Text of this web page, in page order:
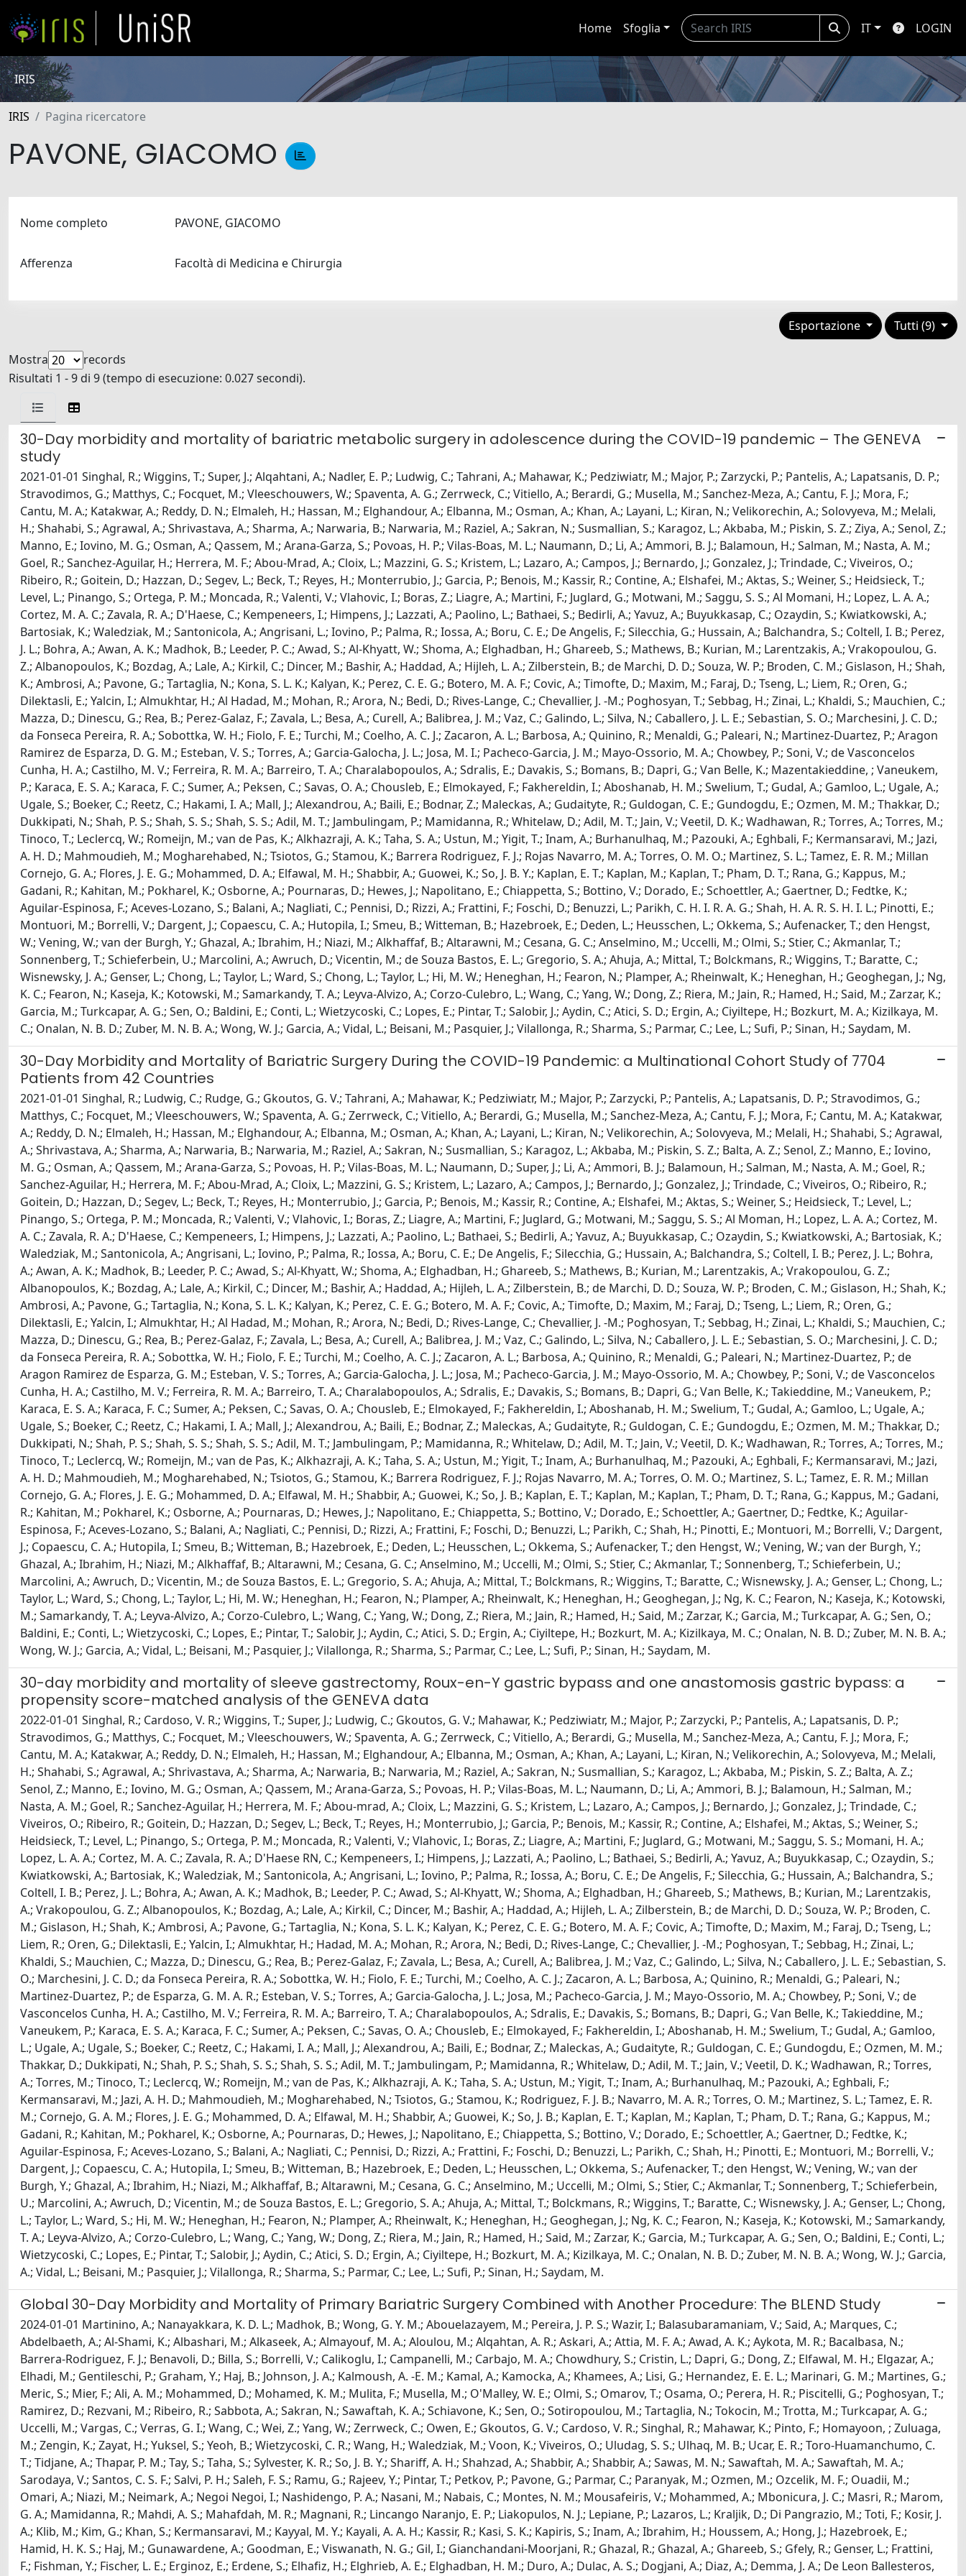
Home Sfoglia IT LOGIN
IRIS
IRIS Pagina ricercatore
PAVONE, GIACOMO
Nome completo PAVONE, GIACOMO
Afferenza Facoltà di Medicina e Chirurgia
Tutti (9)
Esportazione
Mostra
records
Risultati 1 - 9 di 9 (tempo di esecuzione: 0.027 secondi).
30-Day morbidity and mortality of bariatric metabolic surgery in adolescence during the COVID-19 pandemic – The GENEVA
study
2021-01-01 Singhal, R.; Wiggins, T.; Super, J.; Alqahtani, A.; Nadler, E. P.; Ludwig, C.; Tahrani, A.; Mahawar, K.; Pedziwiatr, M.; Major, P.; Zarzycki, P.; Pantelis, A.; Lapatsanis, D. P.;
Stravodimos, G.; Matthys, C.; Focquet, M.; Vleeschouwers, W.; Spaventa, A. G.; Zerrweck, C.; Vitiello, A.; Berardi, G.; Musella, M.; Sanchez-Meza, A.; Cantu, F. J.; Mora, F.;
Cantu, M. A.; Katakwar, A.; Reddy, D. N.; Elmaleh, H.; Hassan, M.; Elghandour, A.; Elbanna, M.; Osman, A.; Khan, A.; Layani, L.; Kiran, N.; Velikorechin, A.; Solovyeva, M.; Melali,
H.; Shahabi, S.; Agrawal, A.; Shrivastava, A.; Sharma, A.; Narwaria, B.; Narwaria, M.; Raziel, A.; Sakran, N.; Susmallian, S.; Karagoz, L.; Akbaba, M.; Piskin, S. Z.; Ziya, A.; Senol, Z.;
Manno, E.; Iovino, M. G.; Osman, A.; Qassem, M.; Arana-Garza, S.; Povoas, H. P.; Vilas-Boas, M. L.; Naumann, D.; Li, A.; Ammori, B. J.; Balamoun, H.; Salman, M.; Nasta, A. M.;
Goel, R.; Sanchez-Aguilar, H.; Herrera, M. F.; Abou-Mrad, A.; Cloix, L.; Mazzini, G. S.; Kristem, L.; Lazaro, A.; Campos, J.; Bernardo, J.; Gonzalez, J.; Trindade, C.; Viveiros, O.;
Ribeiro, R.; Goitein, D.; Hazzan, D.; Segev, L.; Beck, T.; Reyes, H.; Monterrubio, J.; Garcia, P.; Benois, M.; Kassir, R.; Contine, A.; Elshafei, M.; Aktas, S.; Weiner, S.; Heidsieck, T.;
Level, L.; Pinango, S.; Ortega, P. M.; Moncada, R.; Valenti, V.; Vlahovic, I.; Boras, Z.; Liagre, A.; Martini, F.; Juglard, G.; Motwani, M.; Saggu, S. S.; Al Momani, H.; Lopez, L. A. A.;
Cortez, M. A. C.; Zavala, R. A.; D'Haese, C.; Kempeneers, I.; Himpens, J.; Lazzati, A.; Paolino, L.; Bathaei, S.; Bedirli, A.; Yavuz, A.; Buyukkasap, C.; Ozaydin, S.; Kwiatkowski, A.;
Bartosiak, K.; Waledziak, M.; Santonicola, A.; Angrisani, L.; Iovino, P.; Palma, R.; Iossa, A.; Boru, C. E.; De Angelis, F.; Silecchia, G.; Hussain, A.; Balchandra, S.; Coltell, I. B.; Perez,
J. L.; Bohra, A.; Awan, A. K.; Madhok, B.; Leeder, P. C.; Awad, S.; Al-Khyatt, W.; Shoma, A.; Elghadban, H.; Ghareeb, S.; Mathews, B.; Kurian, M.; Larentzakis, A.; Vrakopoulou, G.
Z.; Albanopoulos, K.; Bozdag, A.; Lale, A.; Kirkil, C.; Dincer, M.; Bashir, A.; Haddad, A.; Hijleh, L. A.; Zilberstein, B.; de Marchi, D. D.; Souza, W. P.; Broden, C. M.; Gislason, H.; Shah,
K.; Ambrosi, A.; Pavone, G.; Tartaglia, N.; Kona, S. L. K.; Kalyan, K.; Perez, C. E. G.; Botero, M. A. F.; Covic, A.; Timofte, D.; Maxim, M.; Faraj, D.; Tseng, L.; Liem, R.; Oren, G.;
Dilektasli, E.; Yalcin, I.; Almukhtar, H.; Al Hadad, M.; Mohan, R.; Arora, N.; Bedi, D.; Rives-Lange, C.; Chevallier, J. -M.; Poghosyan, T.; Sebbag, H.; Zinai, L.; Khaldi, S.; Mauchien, C.;
Mazza, D.; Dinescu, G.; Rea, B.; Perez-Galaz, F.; Zavala, L.; Besa, A.; Curell, A.; Balibrea, J. M.; Vaz, C.; Galindo, L.; Silva, N.; Caballero, J. L. E.; Sebastian, S. O.; Marchesini, J. C. D.;
da Fonseca Pereira, R. A.; Sobottka, W. H.; Fiolo, F. E.; Turchi, M.; Coelho, A. C. J.; Zacaron, A. L.; Barbosa, A.; Quinino, R.; Menaldi, G.; Paleari, N.; Martinez-Duartez, P.; Aragon
Ramirez de Esparza, D. G. M.; Esteban, V. S.; Torres, A.; Garcia-Galocha, J. L.; Josa, M. I.; Pacheco-Garcia, J. M.; Mayo-Ossorio, M. A.; Chowbey, P.; Soni, V.; de Vasconcelos
Cunha, H. A.; Castilho, M. V.; Ferreira, R. M. A.; Barreiro, T. A.; Charalabopoulos, A.; Sdralis, E.; Davakis, S.; Bomans, B.; Dapri, G.; Van Belle, K.; Mazentakieddine, ; Vaneukem,
P.; Karaca, E. S. A.; Karaca, F. C.; Sumer, A.; Peksen, C.; Savas, O. A.; Chousleb, E.; Elmokayed, F.; Fakhereldin, I.; Aboshanab, H. M.; Swelium, T.; Gudal, A.; Gamloo, L.; Ugale, A.;
Ugale, S.; Boeker, C.; Reetz, C.; Hakami, I. A.; Mall, J.; Alexandrou, A.; Baili, E.; Bodnar, Z.; Maleckas, A.; Gudaityte, R.; Guldogan, C. E.; Gundogdu, E.; Ozmen, M. M.; Thakkar, D.;
Dukkipati, N.; Shah, P. S.; Shah, S. S.; Shah, S. S.; Adil, M. T.; Jambulingam, P.; Mamidanna, R.; Whitelaw, D.; Adil, M. T.; Jain, V.; Veetil, D. K.; Wadhawan, R.; Torres, A.; Torres, M.;
Tinoco, T.; Leclercq, W.; Romeijn, M.; van de Pas, K.; Alkhazraji, A. K.; Taha, S. A.; Ustun, M.; Yigit, T.; Inam, A.; Burhanulhaq, M.; Pazouki, A.; Eghbali, F.; Kermansaravi, M.; Jazi,
A. H. D.; Mahmoudieh, M.; Mogharehabed, N.; Tsiotos, G.; Stamou, K.; Barrera Rodriguez, F. J.; Rojas Navarro, M. A.; Torres, O. M. O.; Martinez, S. L.; Tamez, E. R. M.; Millan
Cornejo, G. A.; Flores, J. E. G.; Mohammed, D. A.; Elfawal, M. H.; Shabbir, A.; Guowei, K.; So, J. B. Y.; Kaplan, E. T.; Kaplan, M.; Kaplan, T.; Pham, D. T.; Rana, G.; Kappus, M.;
Gadani, R.; Kahitan, M.; Pokharel, K.; Osborne, A.; Pournaras, D.; Hewes, J.; Napolitano, E.; Chiappetta, S.; Bottino, V.; Dorado, E.; Schoettler, A.; Gaertner, D.; Fedtke, K.;
Aguilar-Espinosa, F.; Aceves-Lozano, S.; Balani, A.; Nagliati, C.; Pennisi, D.; Rizzi, A.; Frattini, F.; Foschi, D.; Benuzzi, L.; Parikh, C. H. I. R. A. G.; Shah, H. A. R. S. H. I. L.; Pinotti, E.;
Montuori, M.; Borrelli, V.; Dargent, J.; Copaescu, C. A.; Hutopila, I.; Smeu, B.; Witteman, B.; Hazebroek, E.; Deden, L.; Heusschen, L.; Okkema, S.; Aufenacker, T.; den Hengst,
W.; Vening, W.; van der Burgh, Y.; Ghazal, A.; Ibrahim, H.; Niazi, M.; Alkhaffaf, B.; Altarawni, M.; Cesana, G. C.; Anselmino, M.; Uccelli, M.; Olmi, S.; Stier, C.; Akmanlar, T.;
Sonnenberg, T.; Schieferbein, U.; Marcolini, A.; Awruch, D.; Vicentin, M.; de Souza Bastos, E. L.; Gregorio, S. A.; Ahuja, A.; Mittal, T.; Bolckmans, R.; Wiggins, T.; Baratte, C.;
Wisnewsky, J. A.; Genser, L.; Chong, L.; Taylor, L.; Ward, S.; Chong, L.; Taylor, L.; Hi, M. W.; Heneghan, H.; Fearon, N.; Plamper, A.; Rheinwalt, K.; Heneghan, H.; Geoghegan, J.; Ng,
K. C.; Fearon, N.; Kaseja, K.; Kotowski, M.; Samarkandy, T. A.; Leyva-Alvizo, A.; Corzo-Culebro, L.; Wang, C.; Yang, W.; Dong, Z.; Riera, M.; Jain, R.; Hamed, H.; Said, M.; Zarzar, K.;
Garcia, M.; Turkcapar, A. G.; Sen, O.; Baldini, E.; Conti, L.; Wietzycoski, C.; Lopes, E.; Pintar, T.; Salobir, J.; Aydin, C.; Atici, S. D.; Ergin, A.; Ciyiltepe, H.; Bozkurt, M. A.; Kizilkaya, M.
C.; Onalan, N. B. D.; Zuber, M. N. B. A.; Wong, W. J.; Garcia, A.; Vidal, L.; Beisani, M.; Pasquier, J.; Vilallonga, R.; Sharma, S.; Parmar, C.; Lee, L.; Sufi, P.; Sinan, H.; Saydam, M.
30-Day Morbidity and Mortality of Bariatric Surgery During the COVID-19 Pandemic: a Multinational Cohort Study of 7704
Patients from 42 Countries
2021-01-01 Singhal, R.; Ludwig, C.; Rudge, G.; Gkoutos, G. V.; Tahrani, A.; Mahawar, K.; Pedziwiatr, M.; Major, P.; Zarzycki, P.; Pantelis, A.; Lapatsanis, D. P.; Stravodimos, G.;
Matthys, C.; Focquet, M.; Vleeschouwers, W.; Spaventa, A. G.; Zerrweck, C.; Vitiello, A.; Berardi, G.; Musella, M.; Sanchez-Meza, A.; Cantu, F. J.; Mora, F.; Cantu, M. A.; Katakwar,
A.; Reddy, D. N.; Elmaleh, H.; Hassan, M.; Elghandour, A.; Elbanna, M.; Osman, A.; Khan, A.; Layani, L.; Kiran, N.; Velikorechin, A.; Solovyeva, M.; Melali, H.; Shahabi, S.; Agrawal,
A.; Shrivastava, A.; Sharma, A.; Narwaria, B.; Narwaria, M.; Raziel, A.; Sakran, N.; Susmallian, S.; Karagoz, L.; Akbaba, M.; Piskin, S. Z.; Balta, A. Z.; Senol, Z.; Manno, E.; Iovino,
M. G.; Osman, A.; Qassem, M.; Arana-Garza, S.; Povoas, H. P.; Vilas-Boas, M. L.; Naumann, D.; Super, J.; Li, A.; Ammori, B. J.; Balamoun, H.; Salman, M.; Nasta, A. M.; Goel, R.;
Sanchez-Aguilar, H.; Herrera, M. F.; Abou-Mrad, A.; Cloix, L.; Mazzini, G. S.; Kristem, L.; Lazaro, A.; Campos, J.; Bernardo, J.; Gonzalez, J.; Trindade, C.; Viveiros, O.; Ribeiro, R.;
Goitein, D.; Hazzan, D.; Segev, L.; Beck, T.; Reyes, H.; Monterrubio, J.; Garcia, P.; Benois, M.; Kassir, R.; Contine, A.; Elshafei, M.; Aktas, S.; Weiner, S.; Heidsieck, T.; Level, L.;
Pinango, S.; Ortega, P. M.; Moncada, R.; Valenti, V.; Vlahovic, I.; Boras, Z.; Liagre, A.; Martini, F.; Juglard, G.; Motwani, M.; Saggu, S. S.; Al Moman, H.; Lopez, L. A. A.; Cortez, M.
A. C.; Zavala, R. A.; D'Haese, C.; Kempeneers, I.; Himpens, J.; Lazzati, A.; Paolino, L.; Bathaei, S.; Bedirli, A.; Yavuz, A.; Buyukkasap, C.; Ozaydin, S.; Kwiatkowski, A.; Bartosiak, K.;
Waledziak, M.; Santonicola, A.; Angrisani, L.; Iovino, P.; Palma, R.; Iossa, A.; Boru, C. E.; De Angelis, F.; Silecchia, G.; Hussain, A.; Balchandra, S.; Coltell, I. B.; Perez, J. L.; Bohra,
A.; Awan, A. K.; Madhok, B.; Leeder, P. C.; Awad, S.; Al-Khyatt, W.; Shoma, A.; Elghadban, H.; Ghareeb, S.; Mathews, B.; Kurian, M.; Larentzakis, A.; Vrakopoulou, G. Z.;
Albanopoulos, K.; Bozdag, A.; Lale, A.; Kirkil, C.; Dincer, M.; Bashir, A.; Haddad, A.; Hijleh, L. A.; Zilberstein, B.; de Marchi, D. D.; Souza, W. P.; Broden, C. M.; Gislason, H.; Shah, K.;
Ambrosi, A.; Pavone, G.; Tartaglia, N.; Kona, S. L. K.; Kalyan, K.; Perez, C. E. G.; Botero, M. A. F.; Covic, A.; Timofte, D.; Maxim, M.; Faraj, D.; Tseng, L.; Liem, R.; Oren, G.;
Dilektasli, E.; Yalcin, I.; Almukhtar, H.; Al Hadad, M.; Mohan, R.; Arora, N.; Bedi, D.; Rives-Lange, C.; Chevallier, J. -M.; Poghosyan, T.; Sebbag, H.; Zinai, L.; Khaldi, S.; Mauchien, C.;
Mazza, D.; Dinescu, G.; Rea, B.; Perez-Galaz, F.; Zavala, L.; Besa, A.; Curell, A.; Balibrea, J. M.; Vaz, C.; Galindo, L.; Silva, N.; Caballero, J. L. E.; Sebastian, S. O.; Marchesini, J. C. D.;
da Fonseca Pereira, R. A.; Sobottka, W. H.; Fiolo, F. E.; Turchi, M.; Coelho, A. C. J.; Zacaron, A. L.; Barbosa, A.; Quinino, R.; Menaldi, G.; Paleari, N.; Martinez-Duartez, P.; de
Aragon Ramirez de Esparza, G. M.; Esteban, V. S.; Torres, A.; Garcia-Galocha, J. L.; Josa, M.; Pacheco-Garcia, J. M.; Mayo-Ossorio, M. A.; Chowbey, P.; Soni, V.; de Vasconcelos
Cunha, H. A.; Castilho, M. V.; Ferreira, R. M. A.; Barreiro, T. A.; Charalabopoulos, A.; Sdralis, E.; Davakis, S.; Bomans, B.; Dapri, G.; Van Belle, K.; Takieddine, M.; Vaneukem, P.;
Karaca, E. S. A.; Karaca, F. C.; Sumer, A.; Peksen, C.; Savas, O. A.; Chousleb, E.; Elmokayed, F.; Fakhereldin, I.; Aboshanab, H. M.; Swelium, T.; Gudal, A.; Gamloo, L.; Ugale, A.;
Ugale, S.; Boeker, C.; Reetz, C.; Hakami, I. A.; Mall, J.; Alexandrou, A.; Baili, E.; Bodnar, Z.; Maleckas, A.; Gudaityte, R.; Guldogan, C. E.; Gundogdu, E.; Ozmen, M. M.; Thakkar, D.;
Dukkipati, N.; Shah, P. S.; Shah, S. S.; Shah, S. S.; Adil, M. T.; Jambulingam, P.; Mamidanna, R.; Whitelaw, D.; Adil, M. T.; Jain, V.; Veetil, D. K.; Wadhawan, R.; Torres, A.; Torres, M.;
Tinoco, T.; Leclercq, W.; Romeijn, M.; van de Pas, K.; Alkhazraji, A. K.; Taha, S. A.; Ustun, M.; Yigit, T.; Inam, A.; Burhanulhaq, M.; Pazouki, A.; Eghbali, F.; Kermansaravi, M.; Jazi,
A. H. D.; Mahmoudieh, M.; Mogharehabed, N.; Tsiotos, G.; Stamou, K.; Barrera Rodriguez, F. J.; Rojas Navarro, M. A.; Torres, O. M. O.; Martinez, S. L.; Tamez, E. R. M.; Millan
Cornejo, G. A.; Flores, J. E. G.; Mohammed, D. A.; Elfawal, M. H.; Shabbir, A.; Guowei, K.; So, J. B.; Kaplan, E. T.; Kaplan, M.; Kaplan, T.; Pham, D. T.; Rana, G.; Kappus, M.; Gadani,
R.; Kahitan, M.; Pokharel, K.; Osborne, A.; Pournaras, D.; Hewes, J.; Napolitano, E.; Chiappetta, S.; Bottino, V.; Dorado, E.; Schoettler, A.; Gaertner, D.; Fedtke, K.; Aguilar-
Espinosa, F.; Aceves-Lozano, S.; Balani, A.; Nagliati, C.; Pennisi, D.; Rizzi, A.; Frattini, F.; Foschi, D.; Benuzzi, L.; Parikh, C.; Shah, H.; Pinotti, E.; Montuori, M.; Borrelli, V.; Dargent,
J.; Copaescu, C. A.; Hutopila, I.; Smeu, B.; Witteman, B.; Hazebroek, E.; Deden, L.; Heusschen, L.; Okkema, S.; Aufenacker, T.; den Hengst, W.; Vening, W.; van der Burgh, Y.;
Ghazal, A.; Ibrahim, H.; Niazi, M.; Alkhaffaf, B.; Altarawni, M.; Cesana, G. C.; Anselmino, M.; Uccelli, M.; Olmi, S.; Stier, C.; Akmanlar, T.; Sonnenberg, T.; Schieferbein, U.;
Marcolini, A.; Awruch, D.; Vicentin, M.; de Souza Bastos, E. L.; Gregorio, S. A.; Ahuja, A.; Mittal, T.; Bolckmans, R.; Wiggins, T.; Baratte, C.; Wisnewsky, J. A.; Genser, L.; Chong, L.;
Taylor, L.; Ward, S.; Chong, L.; Taylor, L.; Hi, M. W.; Heneghan, H.; Fearon, N.; Plamper, A.; Rheinwalt, K.; Heneghan, H.; Geoghegan, J.; Ng, K. C.; Fearon, N.; Kaseja, K.; Kotowski,
M.; Samarkandy, T. A.; Leyva-Alvizo, A.; Corzo-Culebro, L.; Wang, C.; Yang, W.; Dong, Z.; Riera, M.; Jain, R.; Hamed, H.; Said, M.; Zarzar, K.; Garcia, M.; Turkcapar, A. G.; Sen, O.;
Baldini, E.; Conti, L.; Wietzycoski, C.; Lopes, E.; Pintar, T.; Salobir, J.; Aydin, C.; Atici, S. D.; Ergin, A.; Ciyiltepe, H.; Bozkurt, M. A.; Kizilkaya, M. C.; Onalan, N. B. D.; Zuber, M. N. B. A.;
Wong, W. J.; Garcia, A.; Vidal, L.; Beisani, M.; Pasquier, J.; Vilallonga, R.; Sharma, S.; Parmar, C.; Lee, L.; Sufi, P.; Sinan, H.; Saydam, M.
30-day morbidity and mortality of sleeve gastrectomy, Roux-en-Y gastric bypass and one anastomosis gastric bypass: a
propensity score-matched analysis of the GENEVA data
2022-01-01 Singhal, R.; Cardoso, V. R.; Wiggins, T.; Super, J.; Ludwig, C.; Gkoutos, G. V.; Mahawar, K.; Pedziwiatr, M.; Major, P.; Zarzycki, P.; Pantelis, A.; Lapatsanis, D. P.;
Stravodimos, G.; Matthys, C.; Focquet, M.; Vleeschouwers, W.; Spaventa, A. G.; Zerrweck, C.; Vitiello, A.; Berardi, G.; Musella, M.; Sanchez-Meza, A.; Cantu, F. J.; Mora, F.;
Cantu, M. A.; Katakwar, A.; Reddy, D. N.; Elmaleh, H.; Hassan, M.; Elghandour, A.; Elbanna, M.; Osman, A.; Khan, A.; Layani, L.; Kiran, N.; Velikorechin, A.; Solovyeva, M.; Melali,
H.; Shahabi, S.; Agrawal, A.; Shrivastava, A.; Sharma, A.; Narwaria, B.; Narwaria, M.; Raziel, A.; Sakran, N.; Susmallian, S.; Karagoz, L.; Akbaba, M.; Piskin, S. Z.; Balta, A. Z.;
Senol, Z.; Manno, E.; Iovino, M. G.; Osman, A.; Qassem, M.; Arana-Garza, S.; Povoas, H. P.; Vilas-Boas, M. L.; Naumann, D.; Li, A.; Ammori, B. J.; Balamoun, H.; Salman, M.;
Nasta, A. M.; Goel, R.; Sanchez-Aguilar, H.; Herrera, M. F.; Abou-mrad, A.; Cloix, L.; Mazzini, G. S.; Kristem, L.; Lazaro, A.; Campos, J.; Bernardo, J.; Gonzalez, J.; Trindade, C.;
Viveiros, O.; Ribeiro, R.; Goitein, D.; Hazzan, D.; Segev, L.; Beck, T.; Reyes, H.; Monterrubio, J.; Garcia, P.; Benois, M.; Kassir, R.; Contine, A.; Elshafei, M.; Aktas, S.; Weiner, S.;
Heidsieck, T.; Level, L.; Pinango, S.; Ortega, P. M.; Moncada, R.; Valenti, V.; Vlahovic, I.; Boras, Z.; Liagre, A.; Martini, F.; Juglard, G.; Motwani, M.; Saggu, S. S.; Momani, H. A.;
Lopez, L. A. A.; Cortez, M. A. C.; Zavala, R. A.; D'Haese RN, C.; Kempeneers, I.; Himpens, J.; Lazzati, A.; Paolino, L.; Bathaei, S.; Bedirli, A.; Yavuz, A.; Buyukkasap, C.; Ozaydin, S.;
Kwiatkowski, A.; Bartosiak, K.; Waledziak, M.; Santonicola, A.; Angrisani, L.; Iovino, P.; Palma, R.; Iossa, A.; Boru, C. E.; De Angelis, F.; Silecchia, G.; Hussain, A.; Balchandra, S.;
Coltell, I. B.; Perez, J. L.; Bohra, A.; Awan, A. K.; Madhok, B.; Leeder, P. C.; Awad, S.; Al-Khyatt, W.; Shoma, A.; Elghadban, H.; Ghareeb, S.; Mathews, B.; Kurian, M.; Larentzakis,
A.; Vrakopoulou, G. Z.; Albanopoulos, K.; Bozdag, A.; Lale, A.; Kirkil, C.; Dincer, M.; Bashir, A.; Haddad, A.; Hijleh, L. A.; Zilberstein, B.; de Marchi, D. D.; Souza, W. P.; Broden, C.
M.; Gislason, H.; Shah, K.; Ambrosi, A.; Pavone, G.; Tartaglia, N.; Kona, S. L. K.; Kalyan, K.; Perez, C. E. G.; Botero, M. A. F.; Covic, A.; Timofte, D.; Maxim, M.; Faraj, D.; Tseng, L.;
Liem, R.; Oren, G.; Dilektasli, E.; Yalcin, I.; Almukhtar, H.; Hadad, M. A.; Mohan, R.; Arora, N.; Bedi, D.; Rives-Lange, C.; Chevallier, J. -M.; Poghosyan, T.; Sebbag, H.; Zinai, L.;
Khaldi, S.; Mauchien, C.; Mazza, D.; Dinescu, G.; Rea, B.; Perez-Galaz, F.; Zavala, L.; Besa, A.; Curell, A.; Balibrea, J. M.; Vaz, C.; Galindo, L.; Silva, N.; Caballero, J. L. E.; Sebastian, S.
O.; Marchesini, J. C. D.; da Fonseca Pereira, R. A.; Sobottka, W. H.; Fiolo, F. E.; Turchi, M.; Coelho, A. C. J.; Zacaron, A. L.; Barbosa, A.; Quinino, R.; Menaldi, G.; Paleari, N.;
Martinez-Duartez, P.; de Esparza, G. M. A. R.; Esteban, V. S.; Torres, A.; Garcia-Galocha, J. L.; Josa, M.; Pacheco-Garcia, J. M.; Mayo-Ossorio, M. A.; Chowbey, P.; Soni, V.; de
Vasconcelos Cunha, H. A.; Castilho, M. V.; Ferreira, R. M. A.; Barreiro, T. A.; Charalabopoulos, A.; Sdralis, E.; Davakis, S.; Bomans, B.; Dapri, G.; Van Belle, K.; Takieddine, M.;
Vaneukem, P.; Karaca, E. S. A.; Karaca, F. C.; Sumer, A.; Peksen, C.; Savas, O. A.; Chousleb, E.; Elmokayed, F.; Fakhereldin, I.; Aboshanab, H. M.; Swelium, T.; Gudal, A.; Gamloo,
L.; Ugale, A.; Ugale, S.; Boeker, C.; Reetz, C.; Hakami, I. A.; Mall, J.; Alexandrou, A.; Baili, E.; Bodnar, Z.; Maleckas, A.; Gudaityte, R.; Guldogan, C. E.; Gundogdu, E.; Ozmen, M. M.;
Thakkar, D.; Dukkipati, N.; Shah, P. S.; Shah, S. S.; Shah, S. S.; Adil, M. T.; Jambulingam, P.; Mamidanna, R.; Whitelaw, D.; Adil, M. T.; Jain, V.; Veetil, D. K.; Wadhawan, R.; Torres,
A.; Torres, M.; Tinoco, T.; Leclercq, W.; Romeijn, M.; van de Pas, K.; Alkhazraji, A. K.; Taha, S. A.; Ustun, M.; Yigit, T.; Inam, A.; Burhanulhaq, M.; Pazouki, A.; Eghbali, F.;
Kermansaravi, M.; Jazi, A. H. D.; Mahmoudieh, M.; Mogharehabed, N.; Tsiotos, G.; Stamou, K.; Rodriguez, F. J. B.; Navarro, M. A. R.; Torres, O. M.; Martinez, S. L.; Tamez, E. R.
M.; Cornejo, G. A. M.; Flores, J. E. G.; Mohammed, D. A.; Elfawal, M. H.; Shabbir, A.; Guowei, K.; So, J. B.; Kaplan, E. T.; Kaplan, M.; Kaplan, T.; Pham, D. T.; Rana, G.; Kappus, M.;
Gadani, R.; Kahitan, M.; Pokharel, K.; Osborne, A.; Pournaras, D.; Hewes, J.; Napolitano, E.; Chiappetta, S.; Bottino, V.; Dorado, E.; Schoettler, A.; Gaertner, D.; Fedtke, K.;
Aguilar-Espinosa, F.; Aceves-Lozano, S.; Balani, A.; Nagliati, C.; Pennisi, D.; Rizzi, A.; Frattini, F.; Foschi, D.; Benuzzi, L.; Parikh, C.; Shah, H.; Pinotti, E.; Montuori, M.; Borrelli, V.;
Dargent, J.; Copaescu, C. A.; Hutopila, I.; Smeu, B.; Witteman, B.; Hazebroek, E.; Deden, L.; Heusschen, L.; Okkema, S.; Aufenacker, T.; den Hengst, W.; Vening, W.; van der
Burgh, Y.; Ghazal, A.; Ibrahim, H.; Niazi, M.; Alkhaffaf, B.; Altarawni, M.; Cesana, G. C.; Anselmino, M.; Uccelli, M.; Olmi, S.; Stier, C.; Akmanlar, T.; Sonnenberg, T.; Schieferbein,
U.; Marcolini, A.; Awruch, D.; Vicentin, M.; de Souza Bastos, E. L.; Gregorio, S. A.; Ahuja, A.; Mittal, T.; Bolckmans, R.; Wiggins, T.; Baratte, C.; Wisnewsky, J. A.; Genser, L.; Chong,
L.; Taylor, L.; Ward, S.; Hi, M. W.; Heneghan, H.; Fearon, N.; Plamper, A.; Rheinwalt, K.; Heneghan, H.; Geoghegan, J.; Ng, K. C.; Fearon, N.; Kaseja, K.; Kotowski, M.; Samarkandy,
T. A.; Leyva-Alvizo, A.; Corzo-Culebro, L.; Wang, C.; Yang, W.; Dong, Z.; Riera, M.; Jain, R.; Hamed, H.; Said, M.; Zarzar, K.; Garcia, M.; Turkcapar, A. G.; Sen, O.; Baldini, E.; Conti, L.;
Wietzycoski, C.; Lopes, E.; Pintar, T.; Salobir, J.; Aydin, C.; Atici, S. D.; Ergin, A.; Ciyiltepe, H.; Bozkurt, M. A.; Kizilkaya, M. C.; Onalan, N. B. D.; Zuber, M. N. B. A.; Wong, W. J.; Garcia,
A.; Vidal, L.; Beisani, M.; Pasquier, J.; Vilallonga, R.; Sharma, S.; Parmar, C.; Lee, L.; Sufi, P.; Sinan, H.; Saydam, M.
Global 30-Day Morbidity and Mortality of Primary Bariatric Surgery Combined with Another Procedure: The BLEND Study
2024-01-01 Martinino, A.; Nanayakkara, K. D. L.; Madhok, B.; Wong, G. Y. M.; Abouelazayem, M.; Pereira, J. P. S.; Wazir, I.; Balasubaramaniam, V.; Said, A.; Marques, C.;
Abdelbaeth, A.; Al-Shami, K.; Albashari, M.; Alkaseek, A.; Almayouf, M. A.; Aloulou, M.; Alqahtan, A. R.; Askari, A.; Attia, M. F. A.; Awad, A. K.; Aykota, M. R.; Bacalbasa, N.;
Barrera-Rodriguez, F. J.; Benavoli, D.; Billa, S.; Borrelli, V.; Calikoglu, I.; Campanelli, M.; Carbajo, M. A.; Chowdhury, S.; Cristin, L.; Dapri, G.; Dong, Z.; Elfawal, M. H.; Elgazar, A.;
Elhadi, M.; Gentileschi, P.; Graham, Y.; Haj, B.; Johnson, J. A.; Kalmoush, A. -E. M.; Kamal, A.; Kamocka, A.; Khamees, A.; Lisi, G.; Hernandez, E. E. L.; Marinari, G. M.; Martines, G.;
Meric, S.; Mier, F.; Ali, A. M.; Mohammed, D.; Mohamed, K. M.; Mulita, F.; Musella, M.; O'Malley, W. E.; Olmi, S.; Omarov, T.; Osama, O.; Perera, H. R.; Piscitelli, G.; Poghosyan, T.;
Ramirez, D.; Rezvani, M.; Ribeiro, R.; Sabbota, A.; Sakran, N.; Sawaftah, K. A.; Schiavone, K.; Sen, O.; Sotiropoulou, M.; Tartaglia, N.; Tokocin, M.; Trotta, M.; Turkcapar, A. G.;
Uccelli, M.; Vargas, C.; Verras, G. I.; Wang, C.; Wei, Z.; Yang, W.; Zerrweck, C.; Owen, E.; Gkoutos, G. V.; Cardoso, V. R.; Singhal, R.; Mahawar, K.; Pinto, F.; Homayoon, ; Zuluaga,
M.; Zengin, K.; Zayat, H.; Yuksel, S.; Yeoh, B.; Wietzycoski, C. R.; Wang, H.; Waledziak, M.; Voon, K.; Viveiros, O.; Uludag, S. S.; Ulhaq, M. B.; Ucar, E. R.; Toro-Huamanchumo, C.
T.; Tidjane, A.; Thapar, P. M.; Tay, S.; Taha, S.; Sylvester, K. R.; So, J. B. Y.; Shariff, A. H.; Shahzad, A.; Shabbir, A.; Shabbir, A.; Sawas, M. N.; Sawaftah, M. A.; Sawaftah, M. A.;
Sarodaya, V.; Santos, C. S. F.; Salvi, P. H.; Saleh, F. S.; Ramu, G.; Rajeev, Y.; Pintar, T.; Petkov, P.; Pavone, G.; Parmar, C.; Paranyak, M.; Ozmen, M.; Ozcelik, M. F.; Ouadii, M.;
Omari, A.; Niazi, M.; Neimark, A.; Negoi Negoi, I.; Nashidengo, P. A.; Nasani, M.; Nabais, C.; Montes, N. M.; Mousafeiris, V.; Mohammed, A.; Mbonicura, J. C.; Masri, R.; Marom,
G. A.; Mamidanna, R.; Mahdi, A. S.; Mahafdah, M. R.; Magnani, R.; Lincango Naranjo, E. P.; Liakopulos, N. J.; Lepiane, P.; Lazaros, L.; Kraljik, D.; Di Pangrazio, M.; Toti, F.; Kosir, J.
A.; Klib, M.; Kim, G.; Khan, S.; Kermansaravi, M.; Kayyal, M. Y.; Kayali, A. A. H.; Kassir, R.; Kasi, S. K.; Kapiris, S.; Inam, A.; Ibrahim, H.; Houssem, A.; Hong, J.; Hazebroek, E.;
Hamid, H. K. S.; Haj, M.; Gunawardene, A.; Goodman, E.; Viswanath, N. G.; Gil, I.; Gianchandani-Moorjani, R.; Ghazal, R.; Ghazal, A.; Ghareeb, S.; Gfely, R.; Genser, L.; Frattini,
F.; Fishman, Y.; Fischer, L. E.; Erginoz, E.; Erdene, S.; Elhafiz, H.; Elghrieb, A. E.; Elghadban, H. M.; Duro, A.; Dulac, A. S.; Dogjani, A.; Diaz, A.; Demma, J. A.; De Leon Ballesteros,